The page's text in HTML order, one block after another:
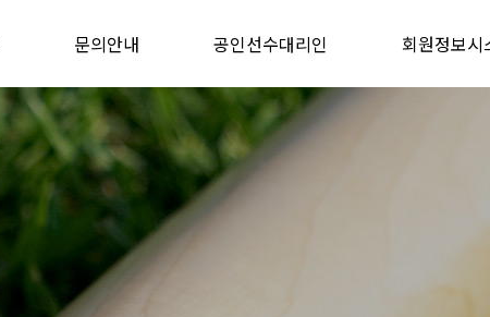
문의안내 공인선수대리인 회원정보시